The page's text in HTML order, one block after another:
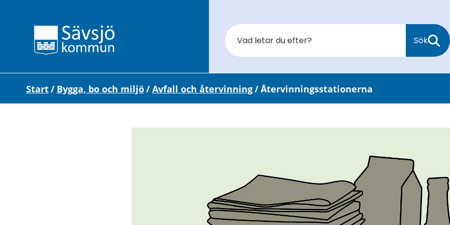
Sök
Start/ Bygga, bo och miljö/Avfall och återvinning/Återvinningsstationerna